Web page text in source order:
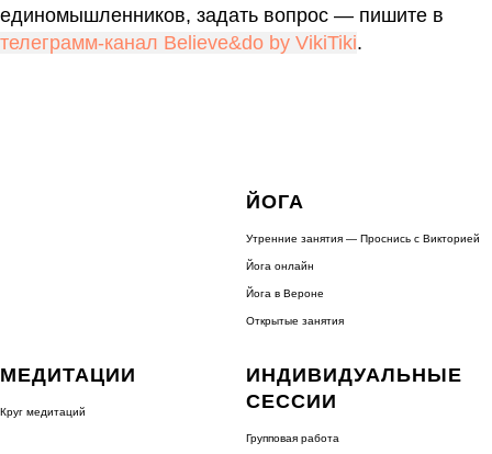
единомышленников, задать вопрос — пишите в
телеграмм-канал Believe&do by VikiTiki.
ЙОГА
Утренние занятия — Проснись с Викторией
Йога онлайн
Йога в Вероне
Открытые занятия
МЕДИТАЦИИ
Круг медитаций
ИНДИВИДУАЛЬНЫЕ
СЕССИИ
Групповая работа